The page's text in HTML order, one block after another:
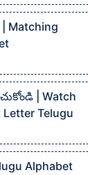
Matching
| Watch
Telugu
Alphabet